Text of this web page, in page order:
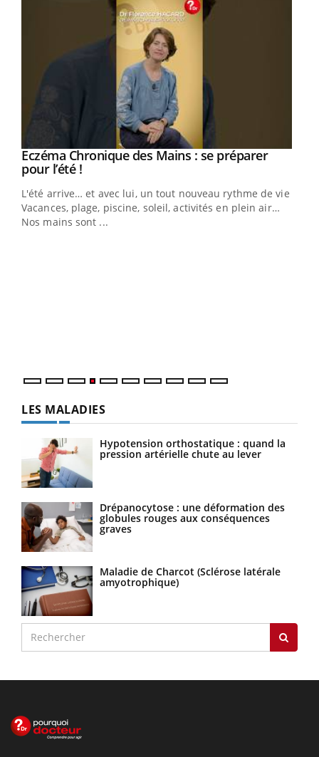
Youtube
Eczéma Chronique des Mains : se préparer
pour l’été !Youtube
L'été arrive… et avec lui, un tout nouveau rythme de vie !
Vacances, plage, piscine, soleil, activités en plein air…
Nos mains sont ...
LES MALADIES
Hypotension orthostatique : quand la
pression artérielle chute au lever
Drépanocytose : une déformation des
globules rouges aux conséquences
graves
Maladie de Charcot (Sclérose latérale
amyotrophique)